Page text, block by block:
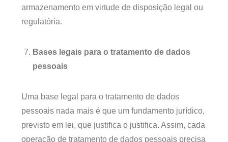
armazenamento em virtude de disposição legal ou
regulatória.
Bases legais para o tratamento de dados
pessoais
Uma base legal para o tratamento de dados
pessoais nada mais é que um fundamento jurídico,
previsto em lei, que justifica o justifica. Assim, cada
operação de tratamento de dados pessoais precisa